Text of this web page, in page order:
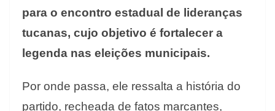
para o encontro estadual de lideranças
tucanas, cujo objetivo é fortalecer a
legenda nas eleições municipais.
Por onde passa, ele ressalta a história do
partido, recheada de fatos marcantes,